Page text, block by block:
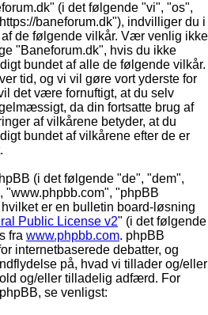
(i det følgende "vi", "os",
baneforum.dk"), indvilliger du i
de følgende vilkår. Vær venlig ikke
"Baneforum.dk", hvis du ikke
bundet af alle de følgende vilkår.
tid, og vi vil gøre vort yderste for
det være fornuftigt, at du selv
da din fortsatte brug af
af vilkårene betyder, at du
bundet af vilkårene efter de er
(i det følgende "de", "dem",
"www.phpbb.com", "phpBB
er en bulletin board-løsning
Public License v2" (i det følgende
fra www.phpbb.com. phpBB
internetbaserede debatter, og
på, hvad vi tillader og/eller
og/eller tilladelig adfærd. For
se venligst: